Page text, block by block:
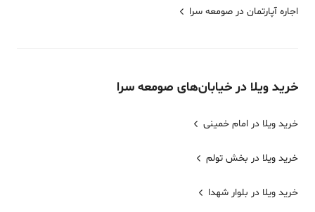
اجاره آپارتمان در صومعه سرا
خرید ویلا در خیابان‌های صومعه سرا
خرید ویلا در امام خمینی
خرید ویلا در بخش تولم
خرید ویلا در بلوار شهدا